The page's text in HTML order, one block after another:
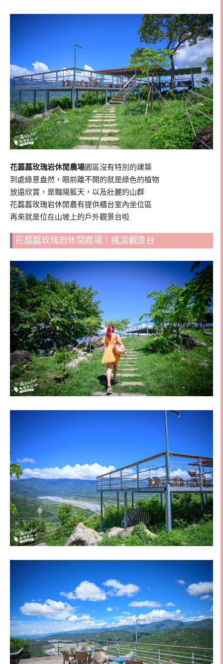
花藞藞玫瑰岩休閒農場園區沒有特別的建築
到處綠意盎然，眼前離不開的就是綠色的植物
放遠欣賞，是豔陽藍天，以及壯麗的山群
花藞藞玫瑰岩休閒農有提供櫃台室內坐位區
再來就是位在山坡上的戶外觀景台啦
花藞藞玫瑰岩休閒農場｜搖滾觀景台